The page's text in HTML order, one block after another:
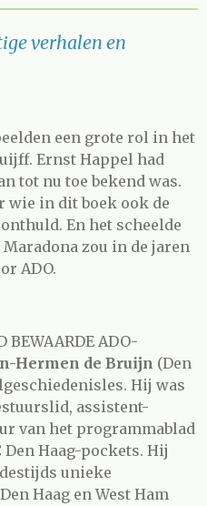
n
e
n
verhalen en
een grote rol in het
Ernst Happel had
tot nu toe bekend was.
wie in dit boek ook de
En het scheelde
zou in de jaren
ADO.
BEWAARDE ADO-
Hermen de Bruijn (Den
Hij was
assistent-
van het programmablad
Den Haag-pockets. Hij
unieke
Haag en West Ham